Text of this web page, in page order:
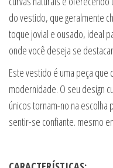
do vestido, que geralmente
toque jovial e ousado, ideal
onde você deseja se
Este vestido é uma peça que
modernidade. O seu design
únicos tornam-no na
sentir-se confiante. mesmo